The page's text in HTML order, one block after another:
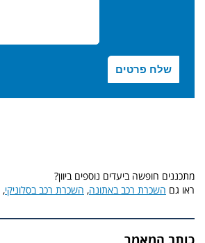
מתכננים חופשה ביעדים נוספים ביוון?
ראו גם השכרת רכב באתונה, השכרת רכב בסלוניקי,
כותב המאמר